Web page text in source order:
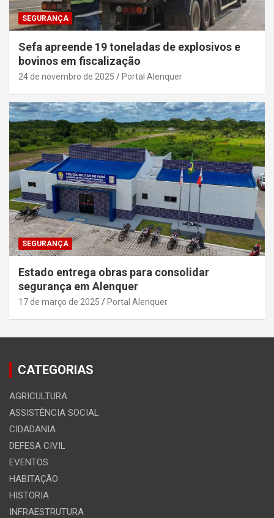
SEGURANÇA
Sefa apreende 19 toneladas de explosivos e
bovinos em fiscalização
24 de novembro de 2025 Portal Alenquer
SEGURANÇA
Estado entrega obras para consolidar
segurança em Alenquer
17 de março de 2025 Portal Alenquer
CATEGORIAS
AGRICULTURA
ASSISTÊNCIA SOCIAL
CIDADANIA
DEFESA CIVIL
EVENTOS
HABITAÇÃO
HISTORIA
INFRAESTRUTURA